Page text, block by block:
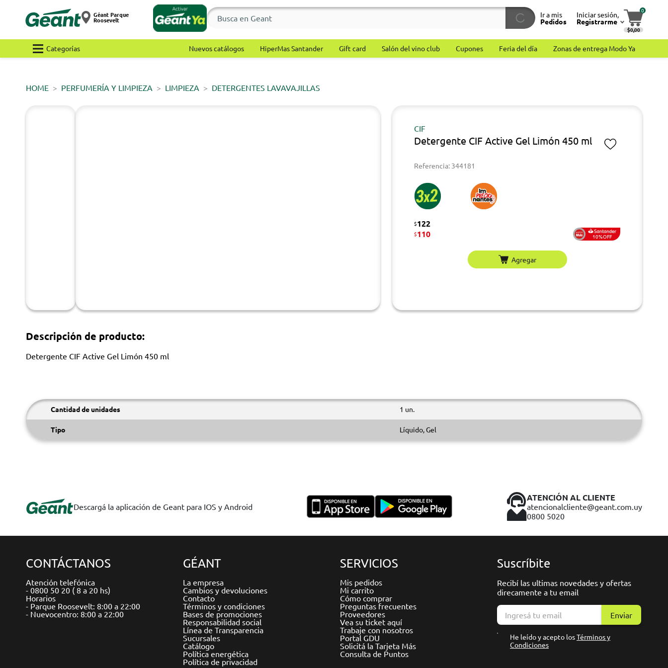
Géant Parque
Roosevelt
Ir a mis
Pedidos
Iniciar sesión,
Registrarme
0
$0,00
Categorías Nuevos catálogos HiperMas Santander Gift card Salón del vino club Cupones Feria del día Zonas de entrega Modo Ya
HOME PERFUMERÍA Y LIMPIEZA LIMPIEZA DETERGENTES LAVAVAJILLAS
CIF
Detergente CIF Active Gel Limón 450 ml
Referencia: 344181
$122
$110 10%OFF
Agregar
Descripción de producto:
Detergente CIF Active Gel Limón 450 ml
Cantidad de unidades 1 un.
Tipo Líquido, Gel
Descargá la aplicación de Geant para IOS y Android
ATENCIÓN AL CLIENTE
atencionalcliente@geant.com.uy
0800 5020
CONTÁCTANOS
Atención telefónica
- 0800 50 20 ( 8 a 20 hs)
Horarios
- Parque Roosevelt: 8:00 a 22:00
- Nuevocentro: 8:00 a 22:00
GÉANT
La empresa
Cambios y devoluciones
Contacto
Términos y condiciones
Bases de promociones
Responsabilidad social
Línea de Transparencia
Sucursales
Catálogo
Política energética
Política de privacidad
SERVICIOS
Mis pedidos
Mi carrito
Cómo comprar
Preguntas frecuentes
Proveedores
Vea su ticket aquí
Trabaje con nosotros
Portal GDU
Solicitá la Tarjeta Más
Consulta de Puntos
Suscríbite
Recibí las ultimas novedades y ofertas
direcamente a tu email
Enviar
He leído y acepto losTérminos y
Condiciones